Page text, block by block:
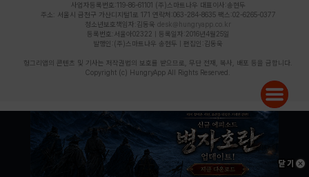
사업자등록번호:119-86-61101 (주)스마트나우 대표이사:송현두
주소: 서울시 금천구 가산디지털1로 171 연락처:063-284-8635 팩스:02-6265-0377
청소년보호책임자:김동욱 desk@hungryapp.co.kr
등록번호:서울아02322 | 등록일자:2016년4월25일
발행인:(주)스마트나우 송현두 | 편집인:김동욱
헝그리앱의 콘텐츠 및 기사는 저작권법의 보호를 받으므로, 무단 전재, 복사, 배포 등을 금합니다.
Copyright (c) HungryApp All Rights Reserved.